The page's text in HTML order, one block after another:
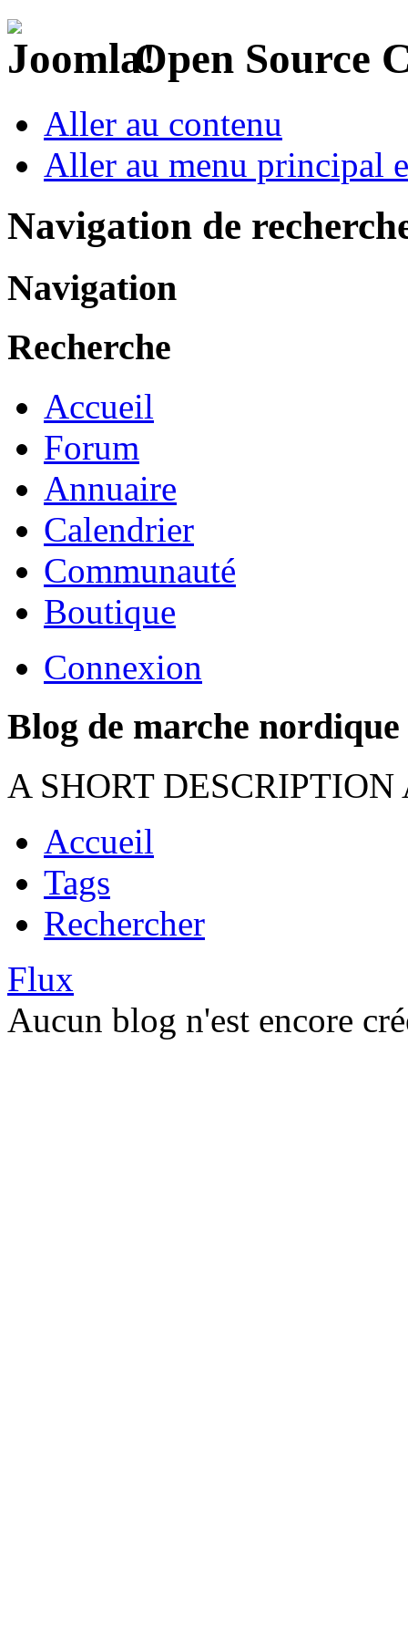
Open Source
Aller au contenu
Aller au menu principal
Navigation de
Navigation
Recherche
Accueil
Forum
Annuaire
Calendrier
Communauté
Boutique
Connexion
Blog de marche nordique
A SHORT
Accueil
Tags
Rechercher
Flux
Aucun blog n'est encore